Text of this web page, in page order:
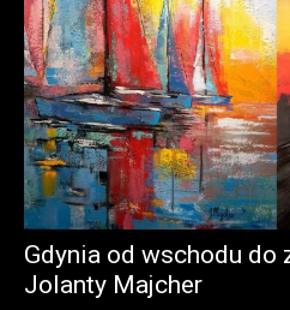
Gdynia od wschodu do
Jolanty Majcher